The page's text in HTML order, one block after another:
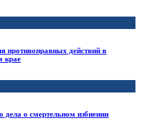
противоправных действий в
крае
дела о смертельном избиении